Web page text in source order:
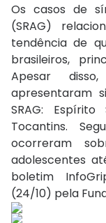
Os casos de
(SRAG)
tendência de
brasileiros,
Apesar
apresentaram
SRAG:
Tocantins.
ocorreram
adolescentes
boletim
(24/10) pela